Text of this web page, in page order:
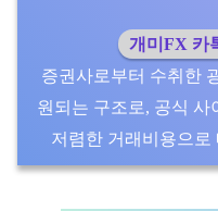
개미FX 카
증권사로부터 수취한
원되는 구조로, 공식 사
저렴한 거래비용으로